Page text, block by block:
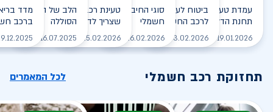
עמדת טעינה - הסוף של
תחנת הדלק?
19.01.2026 לקריאה
ביטוח לעמדת טעינה ביתית
לרכב החשמלי
03.02.2026 לקריאה
סוגי החיבורים לטעינת רכב
חשמלי
26.02.2026 לקריאה
טעינת רכב חשמלי - כל מה
שצריך לדעת
25.02.2026 לקריאה
הלב של הרכב
הסוללה
16.07.2025
ברכב
תחזוקת רכב חשמלי לכל המאמרים